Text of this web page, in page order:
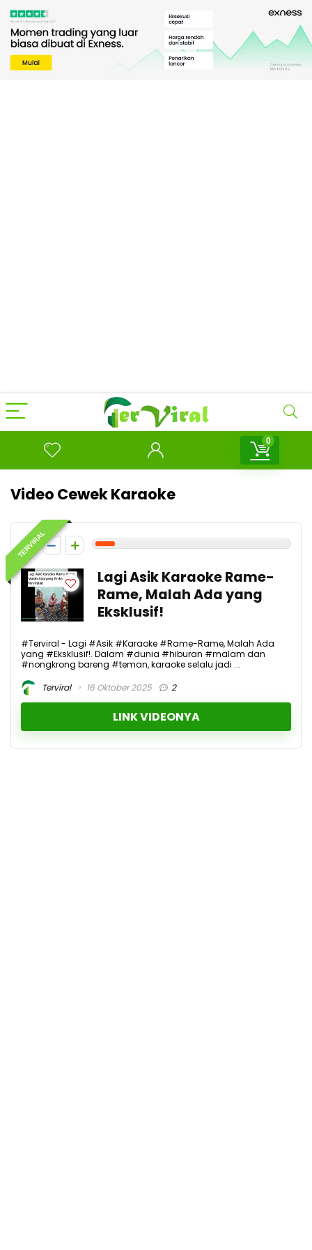
0
Video Cewek Karaoke
TERVIRAL
1
Lagi Asik Karaoke Rame-
Rame, Malah Ada yang
Eksklusif!
#Terviral - Lagi #Asik #Karaoke #Rame-Rame, Malah Ada
yang #Eksklusif!. Dalam #dunia #hiburan #malam dan
#nongkrong bareng #teman, karaoke selalu jadi ...
Terviral
16 Oktober 2025 2
LINK VIDEONYA